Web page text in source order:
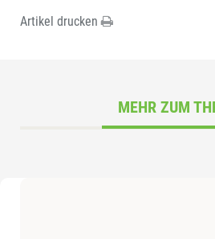
Artikel drucken
MEHR ZUM